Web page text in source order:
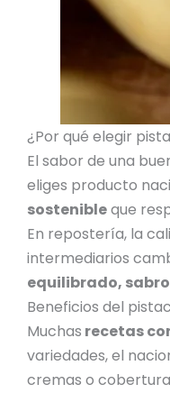
¿Por qué elegir
El sabor de una
eliges producto
sostenibleque
En repostería, la
intermediarios
equilibrado,
Beneficios del
Muchas recetas
variedades, el
cremas o